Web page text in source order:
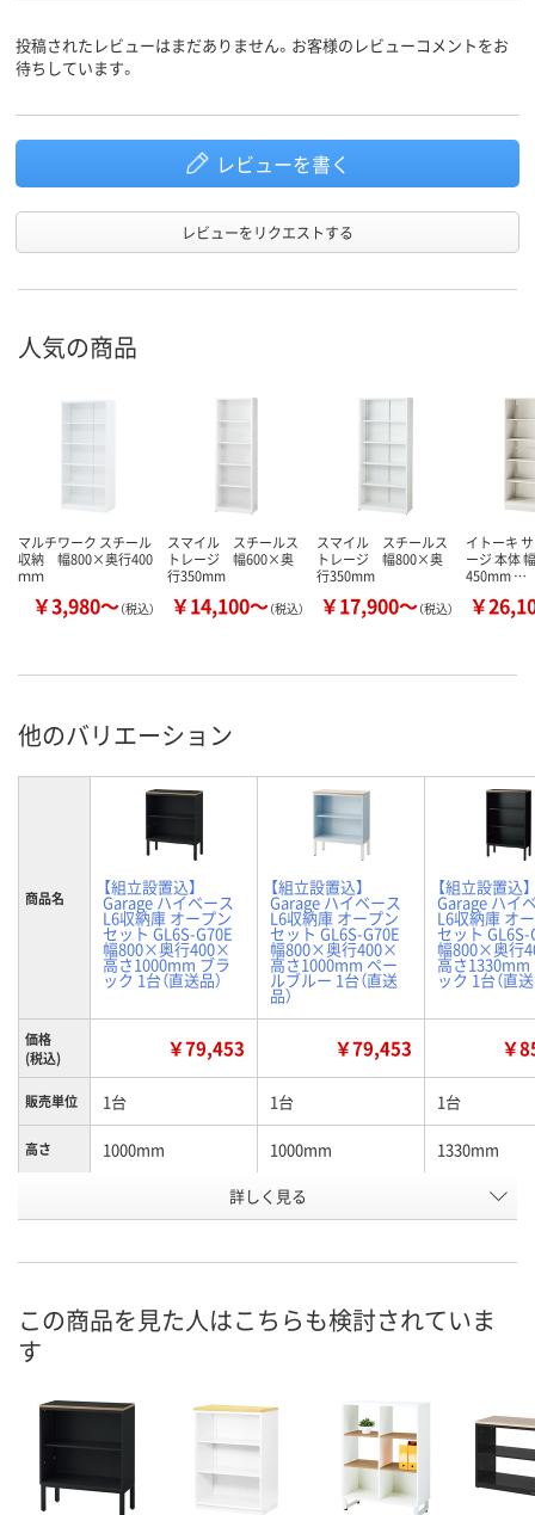
アスクル
商品環境
投稿されたレビューはまだありません。お客様のレビューコメントをお
待ちしています。
レビューを書く
レビューをリクエストする
人気の商品
マルチワーク スチール
収納 幅800×奥行400
ｍｍ
￥3,980～（税込）
スマイル スチールス
トレージ 幅600×奥
行350mm
￥14,100～（税込）
スマイル スチールス
トレージ 幅800×奥
行350mm
￥17,900～（税込）
イトーキ
ージ 本体
450mm …
￥
他のバリエーション
商品名 【組立設置込】
Garage ハイベース
L6収納庫 オープン
セット GL6S-G70E
幅800×奥行400×
高さ1000mm ブラ
ック 1台（直送品）
【組立設置込】
Garage ハイベース
L6収納庫 オープン
セット GL6S-G70E
幅800×奥行400×
高さ1000mm ペー
ルブルー 1台（直送
品）
【組立設置込】
Garage ハイ
L6収納庫 オ
セット GL6S-
幅800×奥行
高さ1330mm
ック 1台（直送
価格
(税込)
￥79,453 ￥79,453 ￥
販売単位 1台 1台 1台
高さ 1000mm 1000mm 1330mm
ペールブルー ブラック
号
お届け日
数量 数量
カゴへ カ
詳しく見る
この商品を見た人はこちらも検討されていま
す